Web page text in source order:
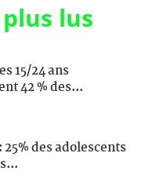
lus
15/24 ans
42 % des...
25% des adolescents